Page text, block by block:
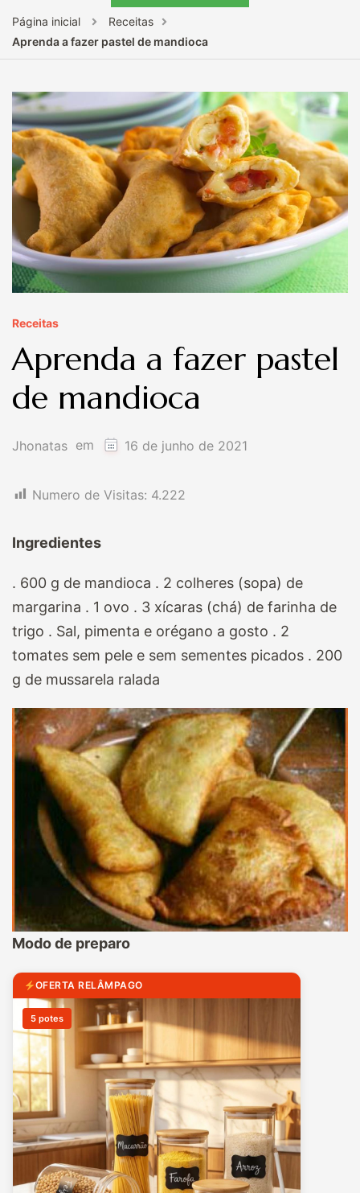
Página inicial
Receitas
Aprenda a fazer pastel de mandioca
Receitas
Aprenda a fazer pastel
de mandioca
Jhonatas em 16 de junho de 2021
Numero de Visitas: 4.222
Ingredientes
. 600 g de mandioca . 2 colheres (sopa) de
margarina . 1 ovo . 3 xícaras (chá) de farinha de
trigo . Sal, pimenta e orégano a gosto . 2
tomates sem pele e sem sementes picados . 200
g de mussarela ralada
Modo de preparo
OFERTA RELÂMPAGO
5 potes